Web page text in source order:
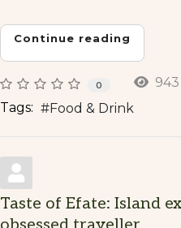
Continue reading
0
Tags:
Food & Drink
Taste of Efate: Island